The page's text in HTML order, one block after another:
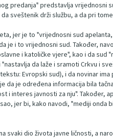
predanja" predstavlja vrijednosni
sveštenik drži službu, a da pri
jer je to "vrijednosni sud apelanta,
je i to vrijednosni sud. Također,
i katoličke vjere", kao i da sud
da laže i sramoti Crkvu i
Evropski sud), i da novinar
je određena informacija bila
i interes javnosti za nju". Također,
jer bi, kako navodi, "mediji onda
svaki dio života javne ličnosti, a